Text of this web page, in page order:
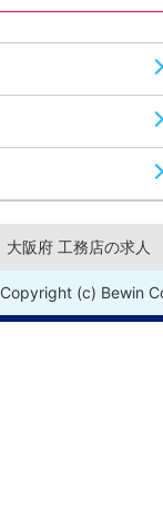
大阪府 工務店の求人
Copyright (c) Bewin